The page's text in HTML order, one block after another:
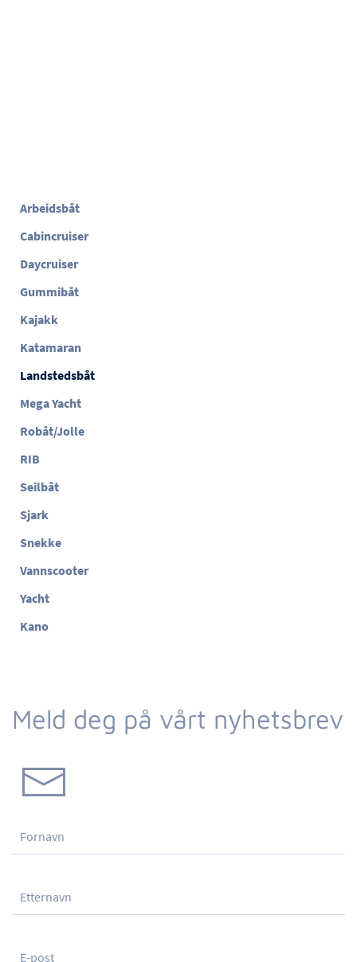
Arbeidsbåt
Cabincruiser
Daycruiser
Gummibåt
Kajakk
Katamaran
Landstedsbåt
Mega Yacht
Robåt/Jolle
RIB
Seilbåt
Sjark
Snekke
Vannscooter
Yacht
Kano
Meld deg på vårt nyhetsbrev